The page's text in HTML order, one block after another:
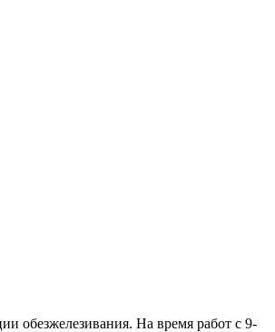
обезжелезивания. На время работ с 9-